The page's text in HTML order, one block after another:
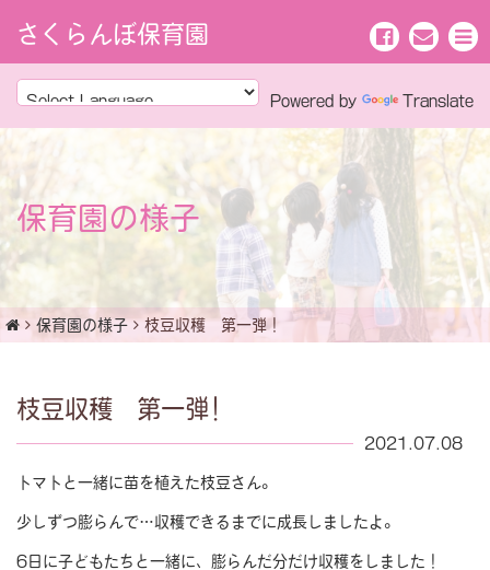
さくらんぼ保育園
Powered by Translate
保育園の様子
保育園の様子 枝豆収穫 第一弾！
枝豆収穫 第一弾！
2021.07.08
トマトと一緒に苗を植えた枝豆さん。
少しずつ膨らんで…収穫できるまでに成長しましたよ。
6日に子どもたちと一緒に、膨らんだ分だけ収穫をしました！